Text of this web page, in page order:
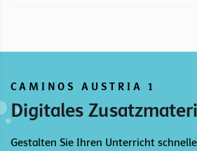
CAMINOS AUSTRIA 1
Digitales
Gestalten Sie Ihren Unterricht